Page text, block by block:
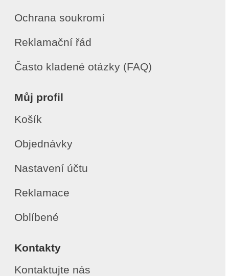
Ochrana soukromí
Reklamační řád
Často kladené otázky (FAQ)
Můj profil
Košík
Objednávky
Nastavení účtu
Reklamace
Oblíbené
Kontakty
Kontaktujte nás